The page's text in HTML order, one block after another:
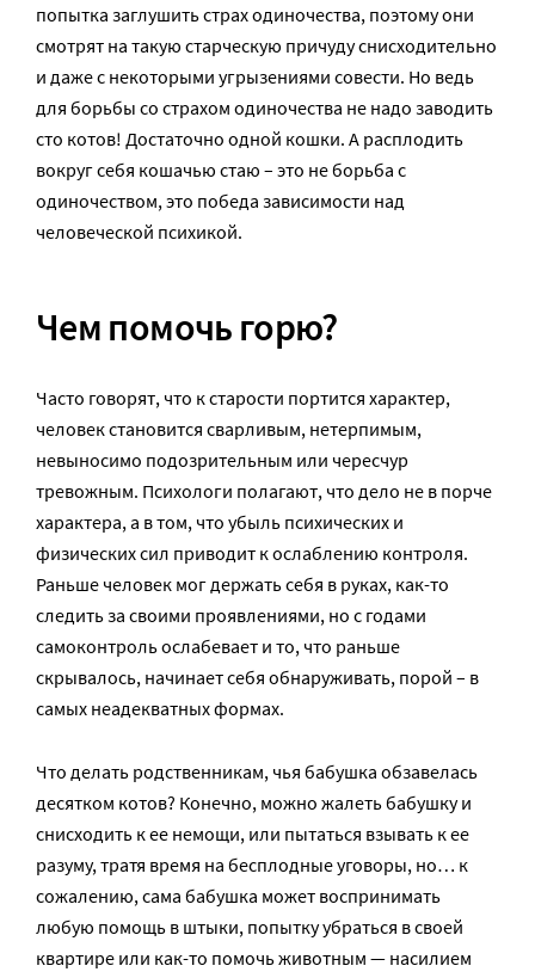
попытка заглушить страх одиночества, поэтому они
смотрят на такую старческую причуду снисходительно
и даже с некоторыми угрызениями совести. Но ведь
для борьбы со страхом одиночества не надо заводить
сто котов! Достаточно одной кошки. А расплодить
вокруг себя кошачью стаю – это не борьба с
одиночеством, это победа зависимости над
человеческой психикой.
Чем помочь горю?
Часто говорят, что к старости портится характер,
человек становится сварливым, нетерпимым,
невыносимо подозрительным или чересчур
тревожным. Психологи полагают, что дело не в порче
характера, а в том, что убыль психических и
физических сил приводит к ослаблению контроля.
Раньше человек мог держать себя в руках, как-то
следить за своими проявлениями, но с годами
самоконтроль ослабевает и то, что раньше
скрывалось, начинает себя обнаруживать, порой – в
самых неадекватных формах.
Что делать родственникам, чья бабушка обзавелась
десятком котов? Конечно, можно жалеть бабушку и
снисходить к ее немощи, или пытаться взывать к ее
разуму, тратя время на бесплодные уговоры, но… к
сожалению, сама бабушка может воспринимать
любую помощь в штыки, попытку убраться в своей
квартире или как-то помочь животным — насилием